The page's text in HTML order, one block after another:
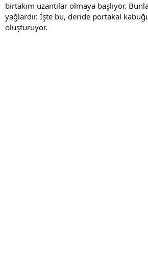
birtakım uzantılar olmaya başlıyor.
yağlardır. İşte bu, deride portakal
oluşturuyor.